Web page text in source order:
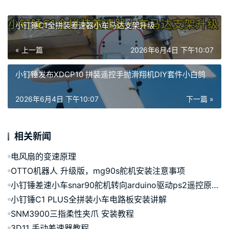
小钉锤C1全拼装差速器小车马达支架升级
« 上一篇 2026年6月4日 下午10:07
小钉锤发布XDCP10 拼装遥控手抛滑翔机DIY套件小白鸽
下一篇 »
2026年6月4日 下午10:07
相关新闻
电风扇的变速原理
OTTO机器人 升级版，mg90s舵机安装注意事项
小钉锤差速小车snar90舵机转向arduino驱动ps2遥控原理讲解
小钉锤C1 PLUS全拼装小车电路板安装讲解
SNM3900三指柔性夹爪 安装教程